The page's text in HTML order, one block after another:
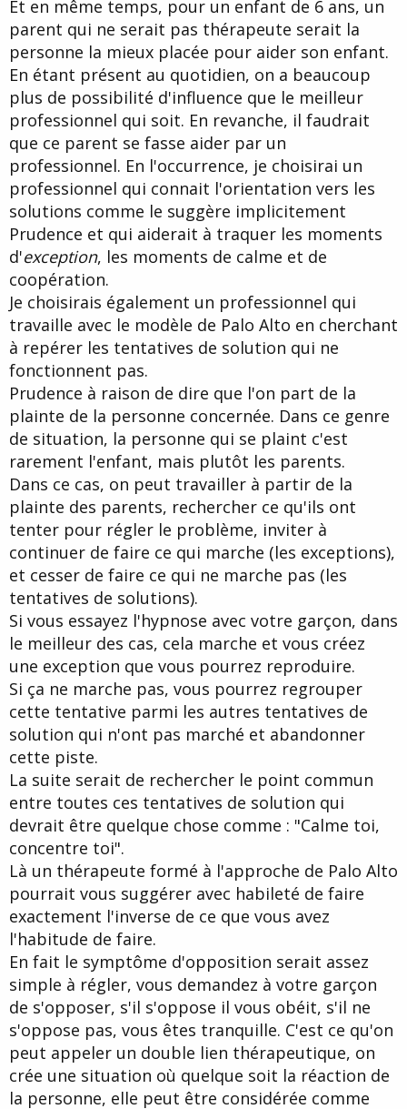
Et en même temps, pour un enfant de 6 ans, un
parent qui ne serait pas thérapeute serait la
personne la mieux placée pour aider son enfant.
En étant présent au quotidien, on a beaucoup
plus de possibilité d'influence que le meilleur
professionnel qui soit. En revanche, il faudrait
que ce parent se fasse aider par un
professionnel. En l'occurrence, je choisirai un
professionnel qui connait l'orientation vers les
solutions comme le suggère implicitement
Prudence et qui aiderait à traquer les moments
d'exception, les moments de calme et de
coopération.
Je choisirais également un professionnel qui
travaille avec le modèle de Palo Alto en cherchant
à repérer les tentatives de solution qui ne
fonctionnent pas.
Prudence à raison de dire que l'on part de la
plainte de la personne concernée. Dans ce genre
de situation, la personne qui se plaint c'est
rarement l'enfant, mais plutôt les parents.
Dans ce cas, on peut travailler à partir de la
plainte des parents, rechercher ce qu'ils ont
tenter pour régler le problème, inviter à
continuer de faire ce qui marche (les exceptions),
et cesser de faire ce qui ne marche pas (les
tentatives de solutions).
Si vous essayez l'hypnose avec votre garçon, dans
le meilleur des cas, cela marche et vous créez
une exception que vous pourrez reproduire.
Si ça ne marche pas, vous pourrez regrouper
cette tentative parmi les autres tentatives de
solution qui n'ont pas marché et abandonner
cette piste.
La suite serait de rechercher le point commun
entre toutes ces tentatives de solution qui
devrait être quelque chose comme : "Calme toi,
concentre toi".
Là un thérapeute formé à l'approche de Palo Alto
pourrait vous suggérer avec habileté de faire
exactement l'inverse de ce que vous avez
l'habitude de faire.
En fait le symptôme d'opposition serait assez
simple à régler, vous demandez à votre garçon
de s'opposer, s'il s'oppose il vous obéit, s'il ne
s'oppose pas, vous êtes tranquille. C'est ce qu'on
peut appeler un double lien thérapeutique, on
crée une situation où quelque soit la réaction de
la personne, elle peut être considérée comme